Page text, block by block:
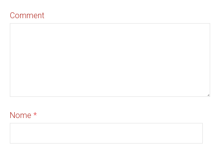
Comment
Nome *